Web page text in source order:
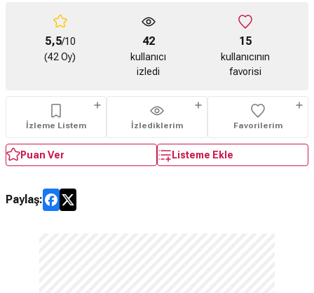
5,5/10
(42 Oy)
42
kullanıcı
izledi
15
kullanıcının
favorisi
İzleme Listem İzlediklerim Favorilerim
Puan Ver Listeme Ekle
Paylaş: